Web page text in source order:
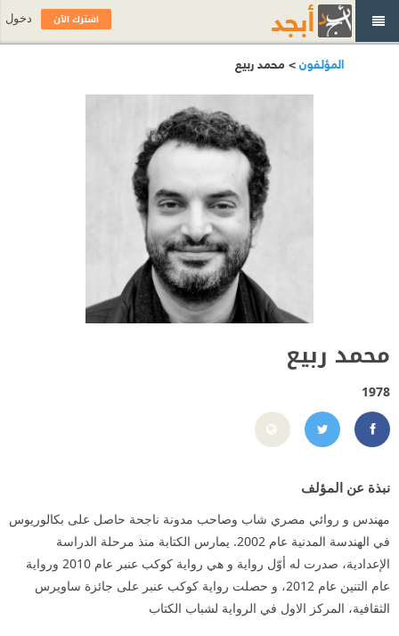
المؤلفون> محمد ربيع
محمد ربيع
1978
https://www.facebook.com/Moh.Rabie.78
https://twitter.com/MohRabie78
نبذة عن المؤلف
مهندس و روائي مصري شاب وصاحب مدونة ناجحة حاصل على بكالوريوس
في الهندسة المدنية عام 2002. يمارس الكتابة منذ مرحلة الدراسة
الإعدادية، صدرت له أوّل رواية و هي رواية كوكب عنبر عام 2010 ورواية
عام التنين عام 2012، و حصلت رواية كوكب عنبر على جائزة ساويرس
الثقافية، المركز الاول في الرواية لشباب الكتاب
اشترك الآن دخول